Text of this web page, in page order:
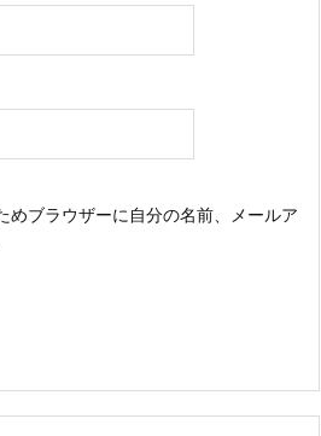
めブラウザーに自分の名前、メールア